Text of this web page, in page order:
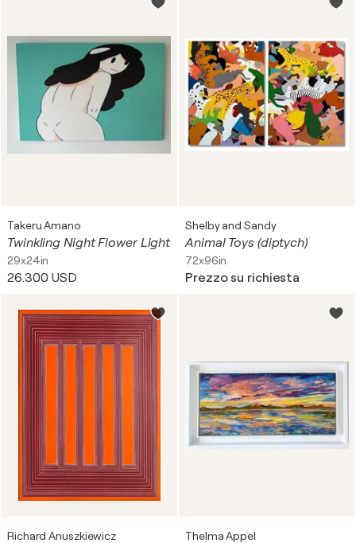
Takeru Amano
Twinkling Night Flower Light
29x24in
26.300 USD
Shelby and Sandy
Animal Toys (diptych)
72x96in
Prezzo su richiesta
Richard Anuszkiewicz Thelma Appel